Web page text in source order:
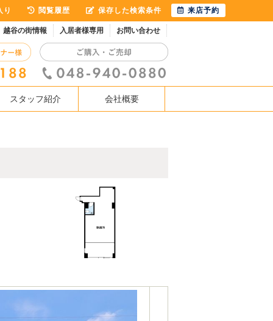
越谷の街情報 入居者様専用 お問い合わせ
スタッフ紹介 会社概要
り 閲覧履歴 保存した検索条件 来店予約